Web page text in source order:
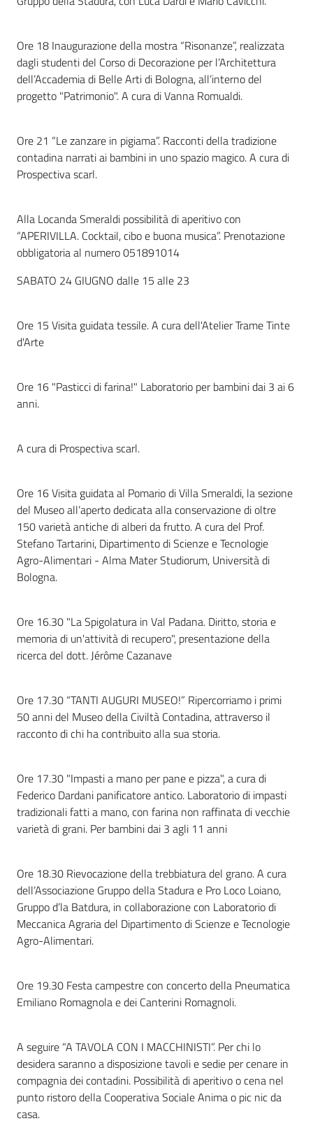
Ore 18 Inaugurazione della mostra “Risonanze”, realizzata
dagli studenti del Corso di Decorazione per l’Architettura
dell’Accademia di Belle Arti di Bologna, all’interno del
progetto "Patrimonio". A cura di Vanna Romualdi.
Ore 21 “Le zanzare in pigiama”. Racconti della tradizione
contadina narrati ai bambini in uno spazio magico. A cura di
Prospectiva scarl.
Alla Locanda Smeraldi possibilità di aperitivo con
“APERIVILLA. Cocktail, cibo e buona musica”. Prenotazione
obbligatoria al numero 051891014
SABATO 24 GIUGNO dalle 15 alle 23
Ore 15 Visita guidata tessile. A cura dell'Atelier Trame Tinte
d'Arte
Ore 16 "Pasticci di farina!" Laboratorio per bambini dai 3 ai 6
anni.
A cura di Prospectiva scarl.
Ore 16 Visita guidata al Pomario di Villa Smeraldi, la sezione
del Museo all’aperto dedicata alla conservazione di oltre
150 varietà antiche di alberi da frutto. A cura del Prof.
Stefano Tartarini, Dipartimento di Scienze e Tecnologie
Agro-Alimentari - Alma Mater Studiorum, Università di
Bologna.
Ore 16.30 "La Spigolatura in Val Padana. Diritto, storia e
memoria di un'attività di recupero", presentazione della
ricerca del dott. Jérôme Cazanave
Ore 17.30 “TANTI AUGURI MUSEO!” Ripercorriamo i primi
50 anni del Museo della Civiltà Contadina, attraverso il
racconto di chi ha contribuito alla sua storia.
Ore 17.30 "Impasti a mano per pane e pizza", a cura di
Federico Dardani panificatore antico. Laboratorio di impasti
tradizionali fatti a mano, con farina non raffinata di vecchie
varietà di grani. Per bambini dai 3 agli 11 anni
Ore 18.30 Rievocazione della trebbiatura del grano. A cura
dell’Associazione Gruppo della Stadura e Pro Loco Loiano,
Gruppo d’la Batdura, in collaborazione con Laboratorio di
Meccanica Agraria del Dipartimento di Scienze e Tecnologie
Agro-Alimentari.
Ore 19.30 Festa campestre con concerto della Pneumatica
Emiliano Romagnola e dei Canterini Romagnoli.
A seguire “A TAVOLA CON I MACCHINISTI”. Per chi lo
desidera saranno a disposizione tavoli e sedie per cenare in
compagnia dei contadini. Possibilità di aperitivo o cena nel
punto ristoro della Cooperativa Sociale Anima o pic nic da
casa.